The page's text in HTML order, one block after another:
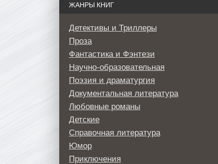
ЖАНРЫ КНИГ
Детективы и Триллеры
Проза
Фантастика и Фэнтези
Научно-образовательная
Поэзия и драматургия
Документальная литература
Любовные романы
Детские
Справочная литература
Юмор
Приключения